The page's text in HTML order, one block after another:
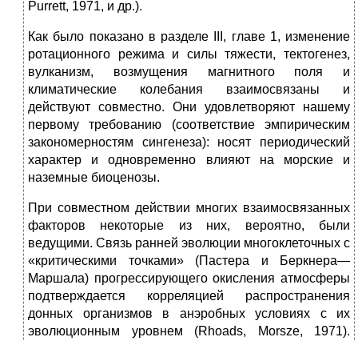
Purrett, 1971, и др.).
Как было показано в разделе III, главе 1, изменение
ротационного режима и силы тяжести, тектогенез,
вулканизм, возмущения магнитного поля и
климатические колебания взаимосвязаны и
действуют совместно. Они удовлетворяют нашему
первому требованию (соответствие эмпирическим
закономерностям сингенеза): носят периодический
характер и одновременно влияют на морские и
наземные биоценозы.
При совместном действии многих взаимосвязанных
факторов некоторые из них, вероятно, были
ведущими. Связь ранней эволюции многоклеточных с
«критическими точками» (Пастера и Беркнера—
Маршала) прогрессирующего окисления атмосферы
подтверждается корреляцией распространения
донных организмов в анэробных условиях с их
эволюционным уровнем (Rhoads, Morsze, 1971).